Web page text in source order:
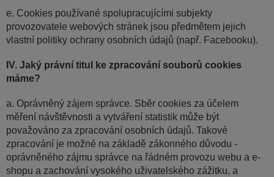
e. Cookies používané spolupracujícími subjekty
provozovatele webových stránek jsou předmětem jejich
vlastní politiky ochrany osobních údajů (např. Facebooku).
IV. Jaký právní titul ke zpracování souborů cookies
máme?
a. Oprávněný zájem správce. Sběr cookies za účelem
měření návštěvnosti a vytváření statistik může být
považováno za zpracování osobních údajů. Takové
zpracování je možné na základě zákonného důvodu -
oprávněného zájmu správce na řádném provozu webu a e-
shopu a zachování vysokého uživatelského zážitku, a